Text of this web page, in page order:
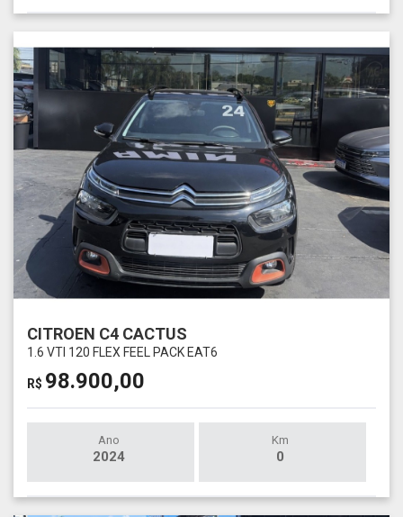
CITROEN C4 CACTUS
1.6 VTI 120 FLEX FEEL PACK EAT6
R$ 98.900,00
Ano
2024
Km
0